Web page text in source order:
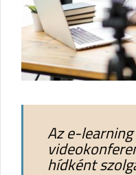
Az e-
hídként